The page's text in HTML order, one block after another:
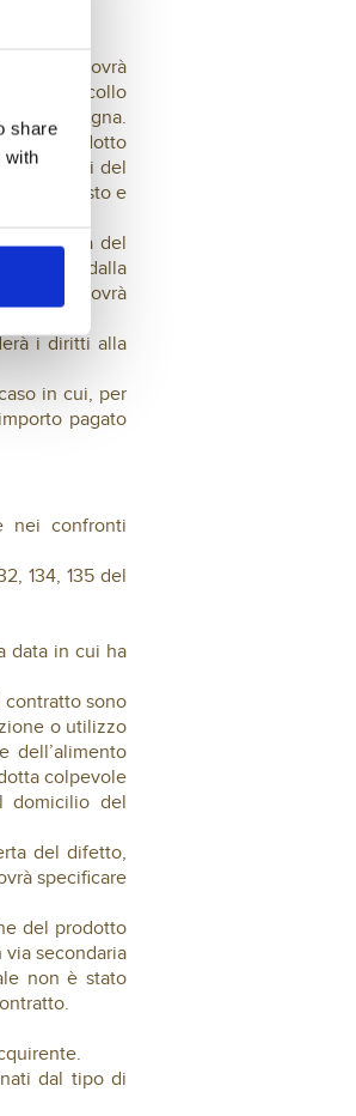
share
with
colli dovrà
del collo
consegna.
del prodotto
Maestri del
e
del
8 giorni dalla
dovrà
i diritti alla
in cui, per
pagato
nei confronti
134, 135 del
data in cui ha
contratto sono
o utilizzo
dell’alimento
colpevole
domicilio del
del difetto,
specificare
del prodotto
secondaria
non è stato
dal tipo di